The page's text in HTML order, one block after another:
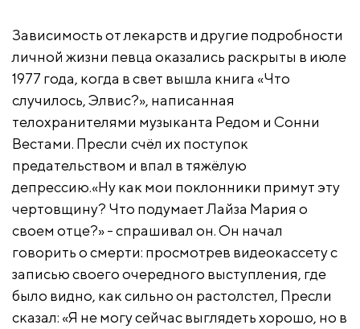
Зависимость от лекарств и другие подробности
личной жизни певца оказались раскрыты в июле
1977 года, когда в свет вышла книга «Что
случилось, Элвис?», написанная
телохранителями музыканта Редом и Сонни
Вестами. Пресли счёл их поступок
предательством и впал в тяжёлую
депрессию.«Ну как мои поклонники примут эту
чертовщину? Что подумает Лайза Мария о
своем отце?» - спрашивал он. Он начал
говорить о смерти: просмотрев видеокассету с
записью своего очередного выступления, где
было видно, как сильно он растолстел, Пресли
сказал: «Я не могу сейчас выглядеть хорошо, но в